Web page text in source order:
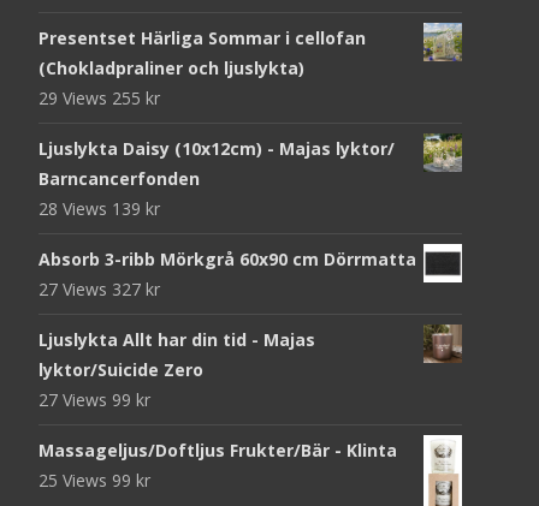
Presentset Härliga Sommar i cellofan
(Chokladpraliner och ljuslykta)
29 Views 255 kr
Ljuslykta Daisy (10x12cm) - Majas lyktor/
Barncancerfonden
28 Views 139 kr
Absorb 3-ribb Mörkgrå 60x90 cm Dörrmatta
27 Views 327 kr
Ljuslykta Allt har din tid - Majas
lyktor/Suicide Zero
27 Views 99 kr
Massageljus/Doftljus Frukter/Bär - Klinta
25 Views 99 kr